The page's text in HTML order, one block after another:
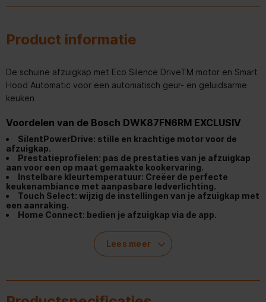
Product informatie
De schuine afzuigkap met Eco Silence DriveTM motor en Smart
Hood Automatic voor een automatisch geur- en geluidsarme
keuken
Voordelen van de Bosch DWK87FN6RM EXCLUSIV
SilentPowerDrive: stille en krachtige motor voor de
afzuigkap.
Prestatieprofielen: pas de prestaties van je afzuigkap
aan voor een op maat gemaakte kookervaring.
Instelbare kleurtemperatuur: Creëer de perfecte
keukenambiance met aanpasbare ledverlichting.
Touch Select: wijzig de instellingen van je afzuigkap met
een aanraking.
Home Connect: bedien je afzuigkap via de app.
Lees meer